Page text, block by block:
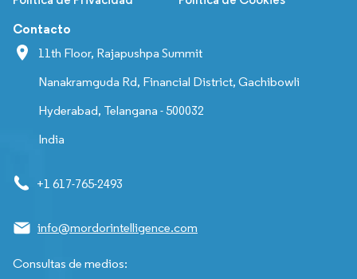
Contacto
11th Floor, Rajapushpa Summit
Nanakramguda Rd, Financial District, Gachibowli
Hyderabad, Telangana - 500032
India
+1 617-765-2493
info@mordorintelligence.com
Consultas de medios: